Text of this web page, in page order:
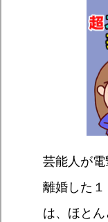
芸能人が
離婚した
は、ほと